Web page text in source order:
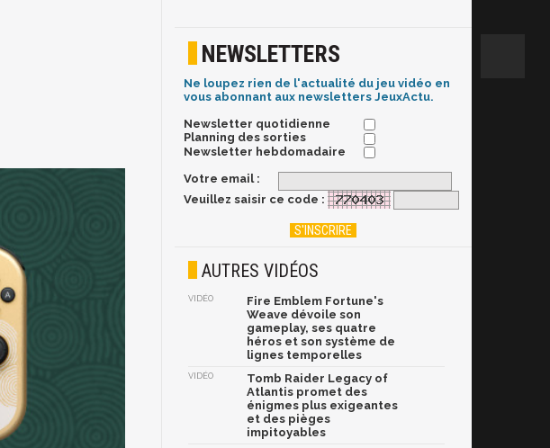
NEWSLETTERS
Ne loupez rien de l'actualité du jeu vidéo en
vous abonnant aux newsletters JeuxActu.
Newsletter quotidienne
Planning des sorties
Newsletter hebdomadaire
Votre email :
Veuillez saisir ce code :
AUTRES VIDÉOS
VIDÉO
Fire Emblem Fortune's
Weave dévoile son
gameplay, ses quatre
héros et son système de
lignes temporelles
VIDÉO
Tomb Raider Legacy of
Atlantis promet des
énigmes plus exigeantes
et des pièges
impitoyables